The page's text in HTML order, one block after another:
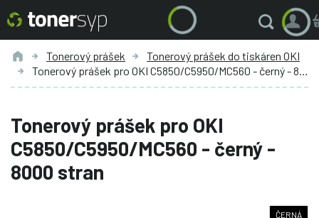
Tonerový prášek
Tonerový prášek do tiskáren OKI
Tonerový prášek pro OKI C5850/C5950/MC560 - černý - 8000 stran
Tonerový prášek pro OKI
C5850/C5950/MC560 - černý -
8000 stran
ČERNÁ